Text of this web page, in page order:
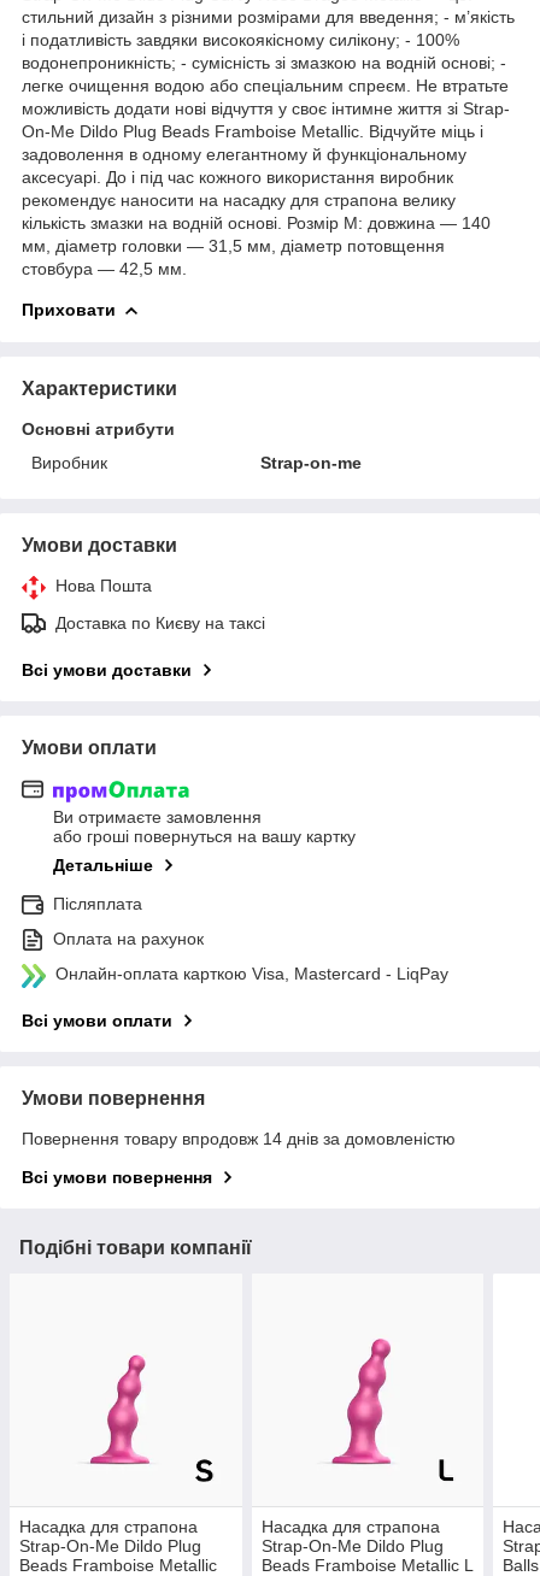
стильний дизайн з різними розмірами для введення; - м’якість
і податливість завдяки високоякісному силікону; - 100%
водонепроникність; - сумісність зі змазкою на водній основі; -
легке очищення водою або спеціальним спреєм. Не втратьте
можливість додати нові відчуття у своє інтимне життя зі Strap-
On-Me Dildo Plug Beads Framboise Metallic. Відчуйте міць і
задоволення в одному елегантному й функціональному
аксесуарі. До і під час кожного використання виробник
рекомендує наносити на насадку для страпона велику
кількість змазки на водній основі. Розмір М: довжина — 140
мм, діаметр головки — 31,5 мм, діаметр потовщення
стовбура — 42,5 мм.
Приховати
Характеристики
Основні атрибути
Виробник
Strap-on-me
Умови доставки
Нова Пошта
Доставка по Києву на таксі
Всі умови доставки
Умови оплати
Ви отримаєте замовлення
або гроші повернуться на вашу картку
Детальніше
Післяплата
Оплата на рахунок
Онлайн-оплата карткою Visa, Mastercard - LiqPay
Всі умови оплати
Умови повернення
Повернення товару впродовж 14 днів за домовленістю
Всі умови повернення
Подібні товари компанії
Насадка для страпона
Strap-On-Me Dildo Plug
Beads Framboise Metallic
Насадка для страпона
Strap-On-Me Dildo Plug
Beads Framboise Metallic L